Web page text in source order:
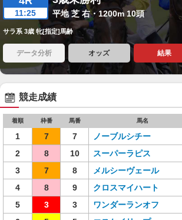
11:25 平地 芝 右・1200m 10頭
サラ系 3歳 牝[指定]馬齢
データ分析 オッズ 結果
競走成績
着順 枠番 馬番 馬名
1 7 7 ノーブルシチー
2
8 10 スーパーラピス
3
7 8 メルシーヴェール
4
8 9 クロスマイハート
5
3 3 ワンダーランオフ